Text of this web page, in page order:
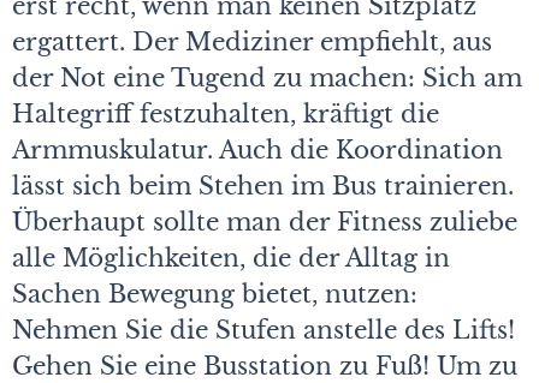
erst recht, wenn man keinen Sitzplatz
ergattert. Der Mediziner empfiehlt, aus
der Not eine Tugend zu machen: Sich am
Haltegriff festzuhalten, kräftigt die
Armmuskulatur. Auch die Koordination
lässt sich beim Stehen im Bus trainieren.
Überhaupt sollte man der Fitness zuliebe
alle Möglichkeiten, die der Alltag in
Sachen Bewegung bietet, nutzen:
Nehmen Sie die Stufen anstelle des Lifts!
Gehen Sie eine Busstation zu Fuß! Um zu